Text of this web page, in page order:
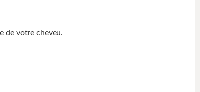
de votre cheveu.